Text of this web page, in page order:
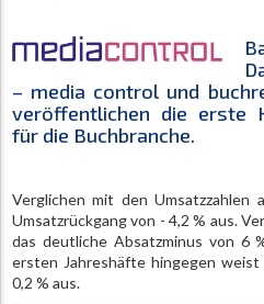
– media control und
veröffentlichen die erste
für die Buchbranche.
Verglichen mit den
Umsatzrückgang von - 4,2 % aus.
das deutliche Absatzminus von 6
ersten Jahreshäfte hingegen
0,2 % aus.